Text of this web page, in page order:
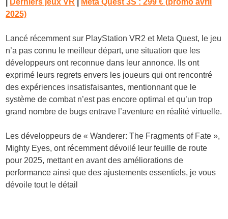
Derniers jeux VR
Meta Quest 3S : 299 € (promo avril
2025)
Lancé récemment sur PlayStation VR2 et Meta Quest, le jeu
n’a pas connu le meilleur départ, une situation que les
développeurs ont reconnue dans leur annonce. Ils ont
exprimé leurs regrets envers les joueurs qui ont rencontré
des expériences insatisfaisantes, mentionnant que le
système de combat n’est pas encore optimal et qu’un trop
grand nombre de bugs entrave l’aventure en réalité virtuelle.
Les développeurs de « Wanderer: The Fragments of Fate »,
Mighty Eyes, ont récemment dévoilé leur feuille de route
pour 2025, mettant en avant des améliorations de
performance ainsi que des ajustements essentiels, je vous
dévoile tout le détail